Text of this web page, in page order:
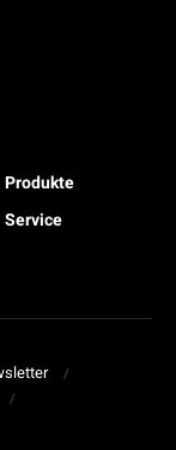
Produkte
Service